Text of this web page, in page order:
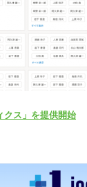
クス」を提供開始